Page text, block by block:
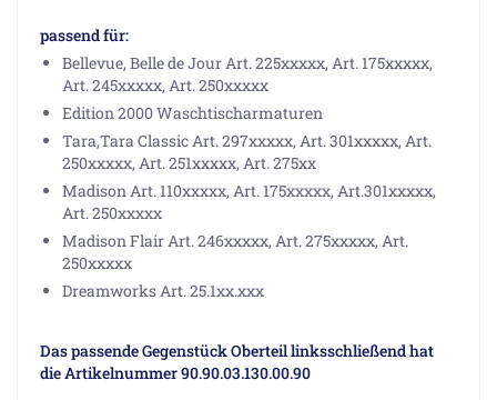
passend für:
Bellevue, Belle de Jour Art. 225xxxxx, Art. 175xxxxx,
Art. 245xxxxx, Art. 250xxxxx
Edition 2000 Waschtischarmaturen
Tara,Tara Classic Art. 297xxxxx, Art. 301xxxxx, Art.
250xxxxx, Art. 251xxxxx, Art. 275xx
Madison Art. 110xxxxx, Art. 175xxxxx, Art.301xxxxx,
Art. 250xxxxx
Madison Flair Art. 246xxxxx, Art. 275xxxxx, Art.
250xxxxx
Dreamworks Art. 25.1xx.xxx
Das passende Gegenstück Oberteil linksschließend hat
die Artikelnummer 90.90.03.130.00.90